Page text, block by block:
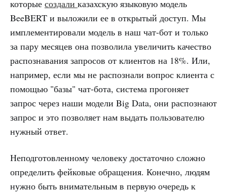
которые создали казахскую языковую модель
BeeBERT и выложили ее в открытый доступ. Мы
имплементировали модель в наш чат-бот и только
за пару месяцев она позволила увеличить качество
распознавания запросов от клиентов на 18%. Или,
например, если мы не распознали вопрос клиента с
помощью "базы" чат-бота, система прогоняет
запрос через наши модели Big Data, они распознают
запрос и это позволяет нам выдать пользователю
нужный ответ.
Неподготовленному человеку достаточно сложно
определить фейковые обращения. Конечно, людям
нужно быть внимательным в первую очередь к